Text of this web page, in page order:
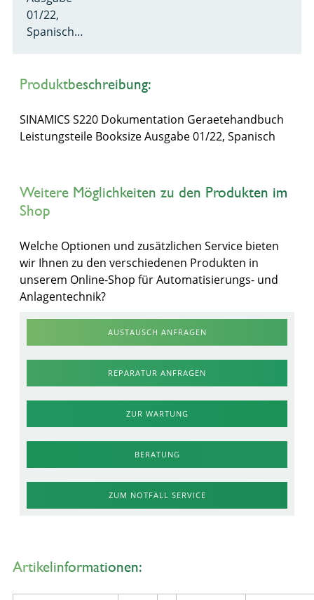
01/22,
Spanisch…
Produktbeschreibung:
SINAMICS S220 Dokumentation Geraetehandbuch
Leistungsteile Booksize Ausgabe 01/22, Spanisch
Weitere Möglichkeiten zu den Produkten im
Shop
Welche Optionen und zusätzlichen Service bieten
wir Ihnen zu den verschiedenen Produkten in
unserem Online-Shop für Automatisierungs- und
Anlagentechnik?
AUSTAUSCH ANFRAGEN
REPARATUR ANFRAGEN
ZUR WARTUNG
BERATUNG
ZUM NOTFALL SERVICE
Artikelinformationen: